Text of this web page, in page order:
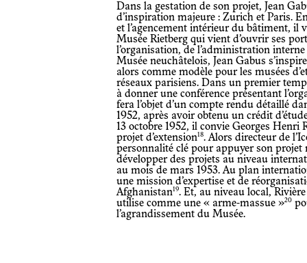
Dans la gestation de son projet, Jean Gabus regarde vers deux sources
d’inspiration majeure : Zurich et Paris.
et l’agencement intérieur du bâtiment, il
Musée Rietberg qui vient d’ouvrir ses
l’organisation, de l’administration
Musée neuchâtelois, Jean Gabus
alors comme modèle pour les musées d’ethnographie, et
réseaux parisiens. Dans un premier
à donner une conférence présentant
fera l’objet d’un compte rendu détaillé
1952, après avoir obtenu un crédit
13 octobre 1952, il convie Georges
projet d’extension18. Alors directeur de
personnalité clé pour appuyer son projet
développer des projets au niveau
au mois de mars 1953. Au plan
une mission d’expertise et de
Afghanistan19. Et, au niveau local,
utilise comme une « arme-massue »20
l’agrandissement du Musée.